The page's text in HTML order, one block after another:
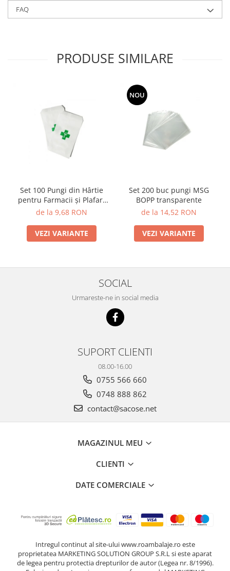
FAQ
PRODUSE SIMILARE
Set 100 Pungi din Hârtie
pentru Farmacii și Plafar,
Albe, Rezistente
de la 9,68 RON
VEZI VARIANTE
NOU
Set 200 buc pungi MSG
BOPP transparente
de la 14,52 RON
VEZI VARIANTE
SOCIAL
Urmareste-ne in social media
SUPORT CLIENTI
08.00-16.00
0755 566 660
0748 888 862
contact@sacose.net
MAGAZINUL MEU
CLIENTI
DATE COMERCIALE
Intregul continut al site-ului www.roambalaje.ro este
proprietatea MARKETING SOLUTION GROUP S.R.L si este aparat
de legea pentru protectia drepturilor de autor (Legea nr. 8/1996).